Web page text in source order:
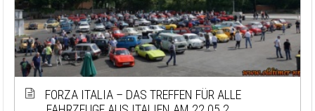
FORZA ITALIA – DAS TREFFEN FÜR ALLE